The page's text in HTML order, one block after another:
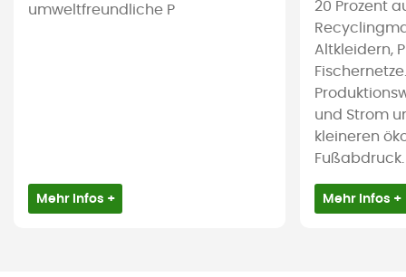
umweltfreundliche P
Mehr Infos +
20 Prozent
Altkleidern,
und Strom
kleineren
Fußabdruck.
Mehr Infos +